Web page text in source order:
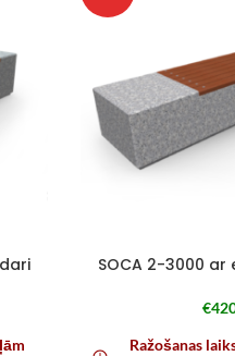
SOCA 2-3000
€
Ražošanas